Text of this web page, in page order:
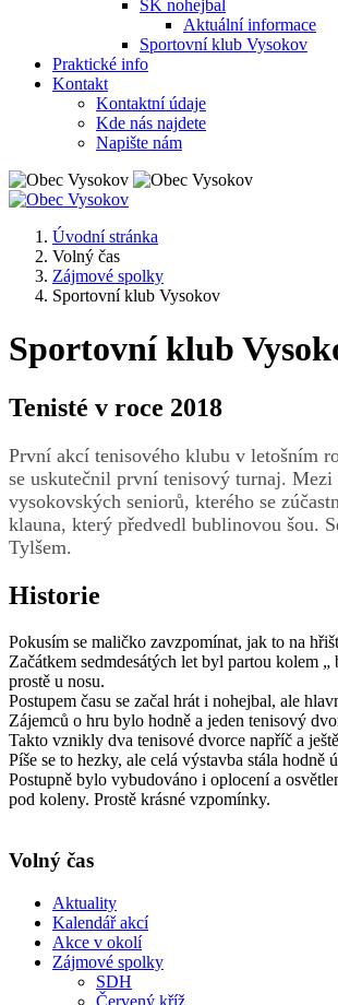
SK nohejbal
Aktuální informace
Sportovní klub Vysokov
Praktické info
Kontakt
Kontaktní údaje
Kde nás najdete
Napište nám
Úvodní stránka
Volný čas
Zájmové spolky
Sportovní klub Vysokov
Sportovní klub
Tenisté v roce 2018
První akcí tenisového klubu v letošním
se uskutečnil první tenisový turnaj. Mezi
vysokovských seniorů, kterého se
klauna, který předvedl bublinovou šou.
Tylšem.
Historie
Pokusím se maličko zavzpomínat, jak to na
Začátkem sedmdesátých let byl partou kolem
prostě u nosu.
Postupem času se začal hrát i nohejbal, ale
Zájemců o hru bylo hodně a jeden tenisový
Takto vznikly dva tenisové dvorce napříč a
Píše se to hezky, ale celá výstavba stála
Postupně bylo vybudováno i oplocení a
pod koleny. Prostě krásné vzpomínky.
Petr
Volný čas
Aktuality
Kalendář akcí
Akce v okolí
Zájmové spolky
SDH
Červený kříž